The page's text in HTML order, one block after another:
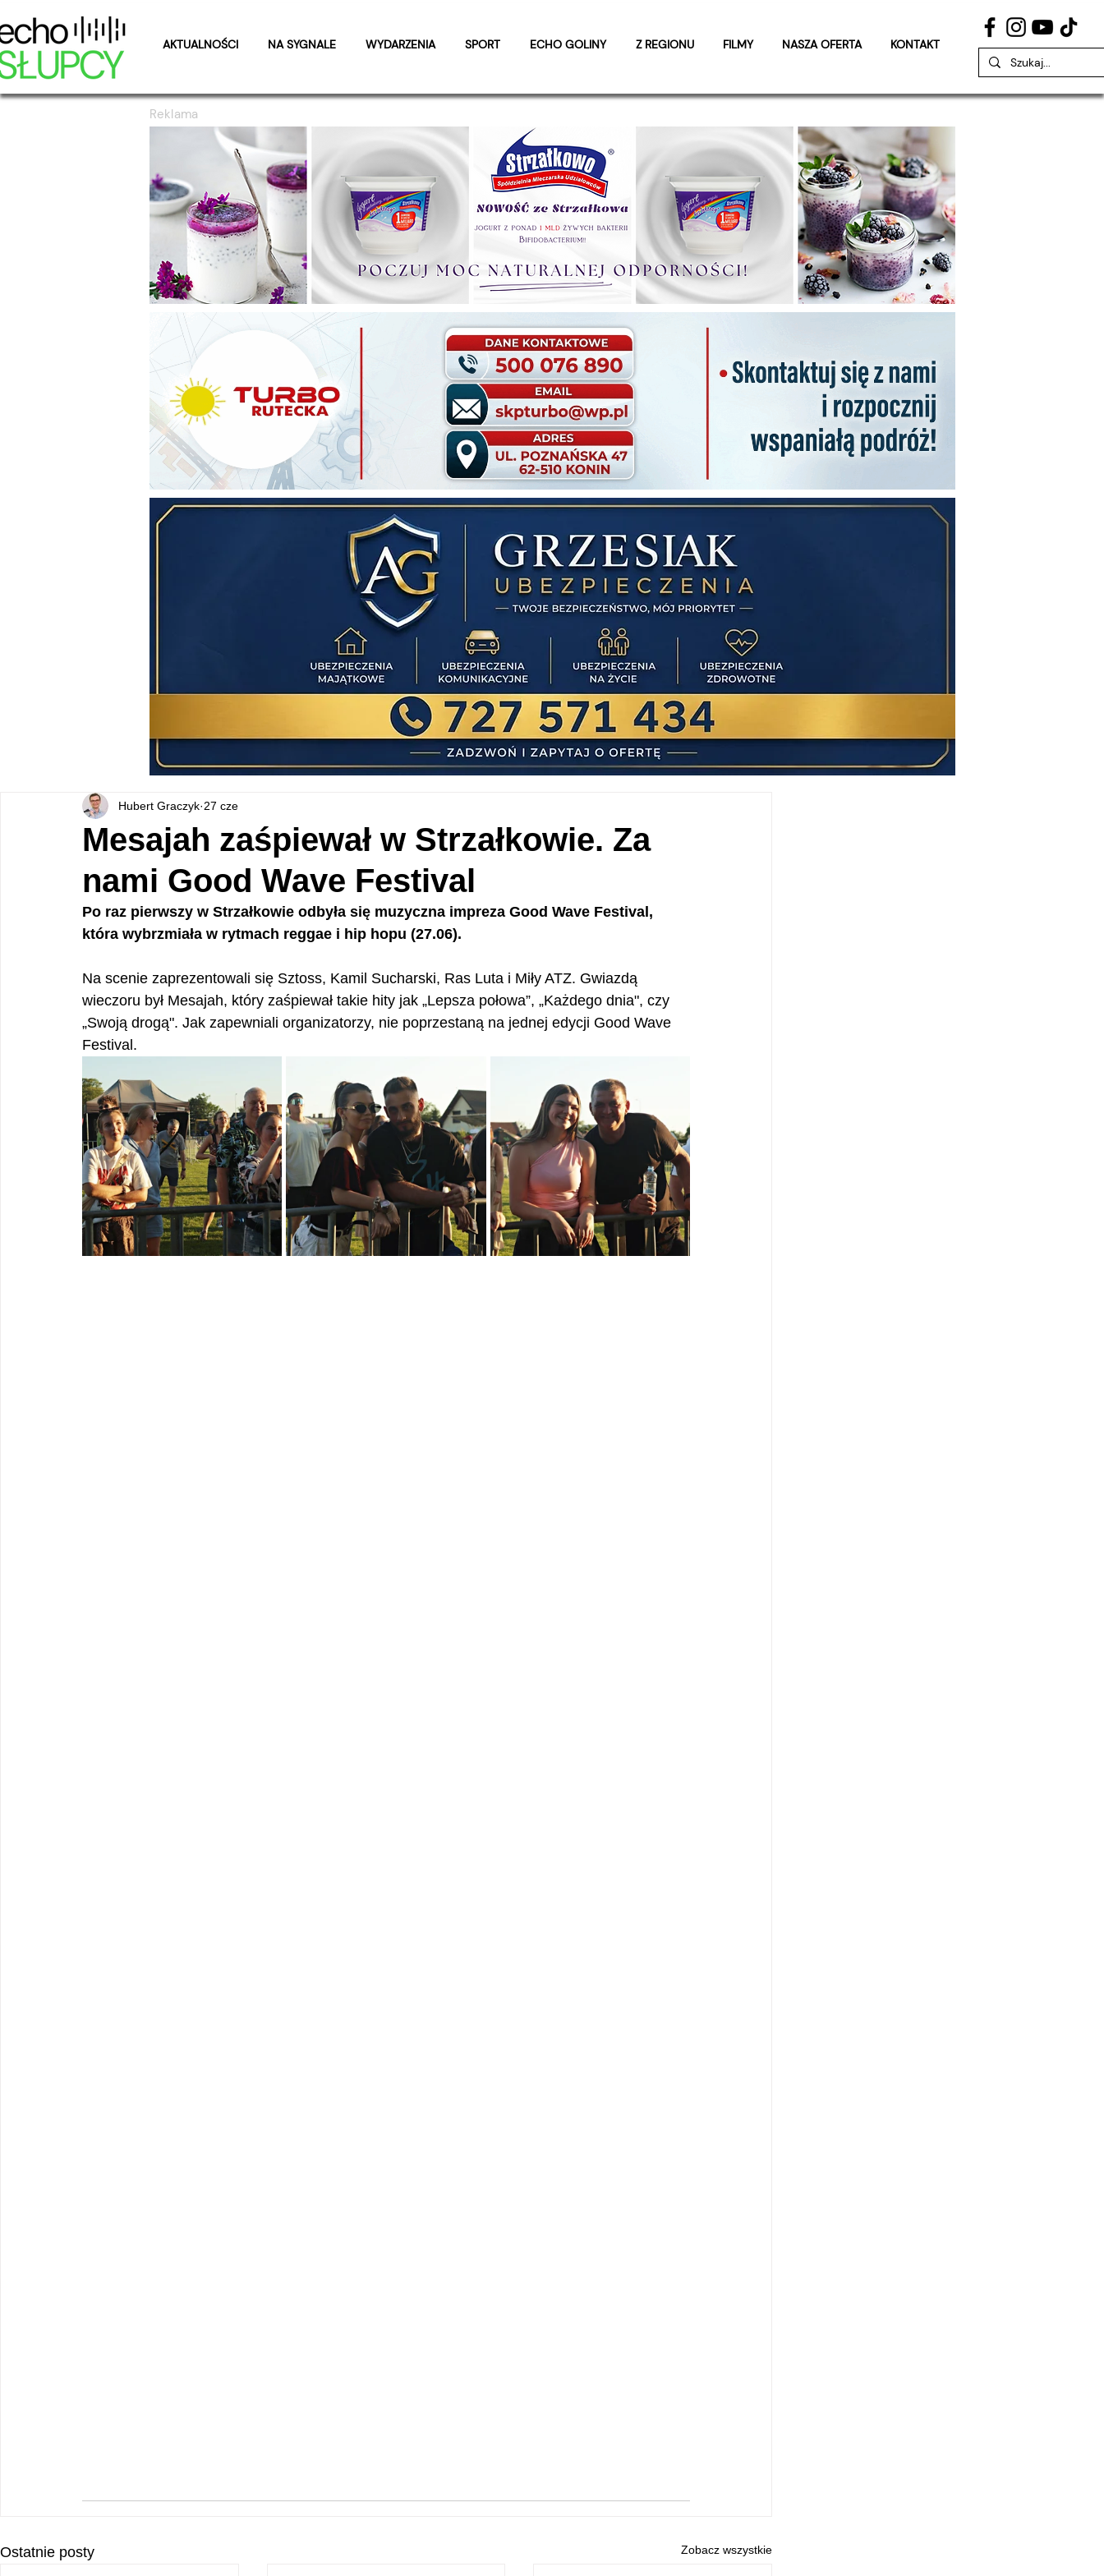
AKTUALNOŚCI NA SYGNALE WYDARZENIA SPORT ECHO GOLINY Z REGIONU FILMY NASZA OFERTA KONTAKT
Reklama
Mesajah zaśpiewał w Strzałkowie. Za
nami Good Wave Festival
Hubert Graczyk 27 cze
Po raz pierwszy w Strzałkowie odbyła się muzyczna impreza Good Wave Festival,
która wybrzmiała w rytmach reggae i hip hopu (27.06).
Na scenie zaprezentowali się Sztoss, Kamil Sucharski, Ras Luta i Miły ATZ. Gwiazdą
wieczoru był Mesajah, który zaśpiewał takie hity jak „Lepsza połowa”, „Każdego dnia", czy
„Swoją drogą". Jak zapewniali organizatorzy, nie poprzestaną na jednej edycji Good Wave
Festival.
Ostatnie posty Zobacz wszystkie